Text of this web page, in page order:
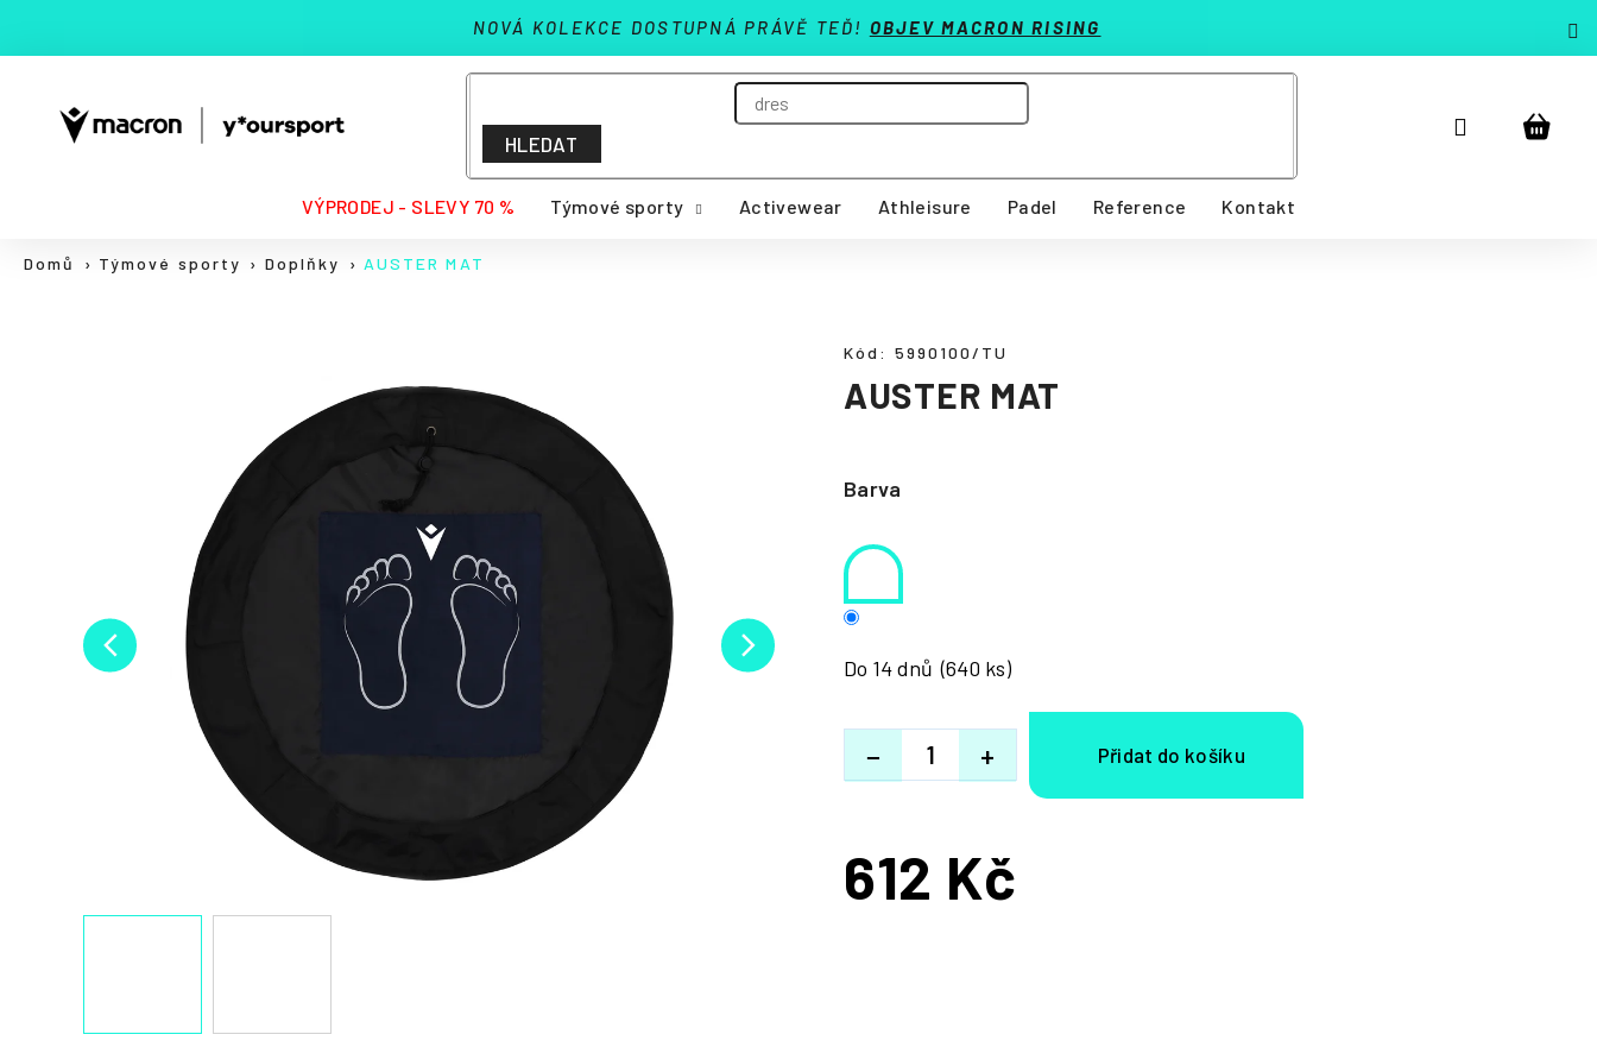
obsah
NOVÁ KOLEKCE DOSTUPNÁ PRÁVĚ TEĎ! OBJEV MACRON RISING
HLEDAT
Přihlášení
VÝPRODEJ - SLEVY 70 % Týmové sporty Activewear Athleisure Padel Reference Kontakt
Domů Týmové sporty Doplňky AUSTER MAT
AUSTER MAT
Barva
Do 14 dnů (640 ks)
+
−
Kód: 5990100/TU
612 Kč
Měrná
Zpět
obchodu
Zpět
obchodu